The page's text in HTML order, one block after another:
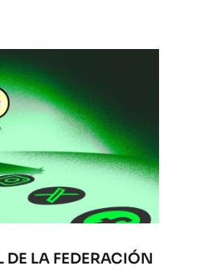
LA FEDERACIÓN